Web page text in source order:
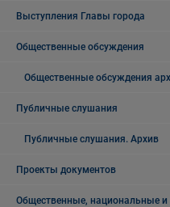
Выступления Главы города
Общественные обсуждения
Общественные обсуждения
Публичные слушания
Публичные слушания. Архив
Проекты документов
Общественные, национальные и